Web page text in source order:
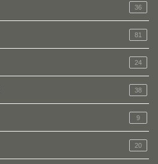
36
81
24
38
9
20